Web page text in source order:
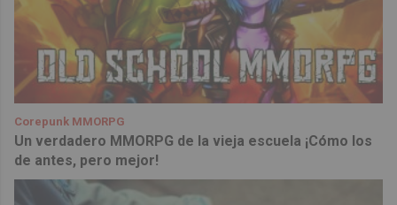
Corepunk MMORPG
Un verdadero MMORPG de la vieja escuela ¡Cómo los
de antes, pero mejor!